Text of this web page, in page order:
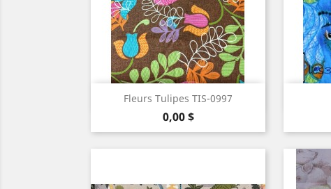
Fleurs Tulipes TIS-0997
Prix
0,00 $
Aperçu rapide